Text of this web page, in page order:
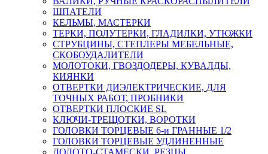
ШПАТЕЛИ
КЕЛЬМЫ, МАСТЕРКИ
ТЕРКИ, ПОЛУТЕРКИ, ГЛАДИЛКИ, УТЮЖКИ
СТРУБЦИНЫ, СТЕПЛЕРЫ МЕБЕЛЬНЫЕ,
СКОБОУДАЛИТЕЛИ
МОЛОТОКИ, ГВОЗДОДЕРЫ, КУВАЛДЫ,
КИЯНКИ
ОТВЕРТКИ ДИЭЛЕКТРИЧЕСКИЕ, ДЛЯ
ТОЧНЫХ РАБОТ, ПРОБНИКИ
ОТВЕРТКИ ПЛОСКИЕ SL
КЛЮЧИ-ТРЕЩОТКИ, ВОРОТКИ
ГОЛОВКИ ТОРЦЕВЫЕ 6-и ГРАННЫЕ 1/2
ГОЛОВКИ ТОРЦЕВЫЕ УДЛИНЕННЫЕ
ДОЛОТО-СТАМЕСКИ, РЕЗЦЫ